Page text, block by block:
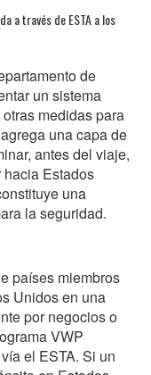
a través de ESTA a los
de
un sistema
medidas para
una capa de
antes del viaje,
Estados
una
la seguridad.
países miembros
Unidos en una
por negocios o
VWP
el ESTA. Si un